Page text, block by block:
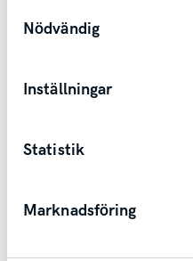
som de har samlat in
tjänster.
Nödvändig
Inställningar
Statistik
Marknadsföring